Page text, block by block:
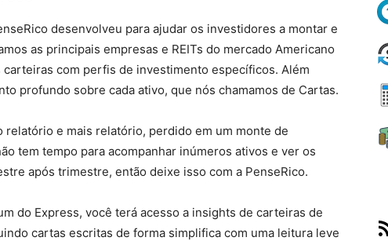
desenvolveu para ajudar os investidores a montar e
as principais empresas e REITs do mercado Americano
com perfis de investimento específicos. Além
profundo sobre cada ativo, que nós chamamos de Cartas.
relatório e mais relatório, perdido em um monte de
tem tempo para acompanhar inúmeros ativos e ver os
após trimestre, então deixe isso com a PenseRico.
do Express, você terá acesso a insights de carteiras de
cartas escritas de forma simplifica com uma leitura leve